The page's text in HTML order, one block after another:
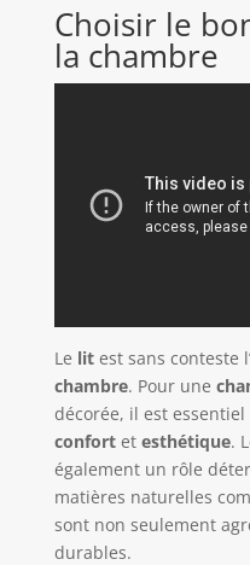
Choisir le
la chambre
Le litest sans conteste
chambre. Pour une
décorée, il est
confortet esthétique.
également un rôle
matières naturelles
sont non seulement
durables.